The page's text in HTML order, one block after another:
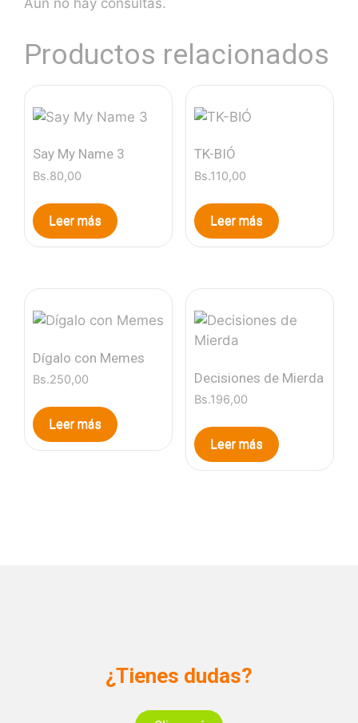
Productos relacionados
Say My Name 3
Bs.80,00
Leer más
TK-BIÓ
Bs.110,00
Leer más
Dígalo con Memes
Bs.250,00
Leer más
Decisiones de Mierda
Bs.196,00
Leer más
¿Tienes dudas?